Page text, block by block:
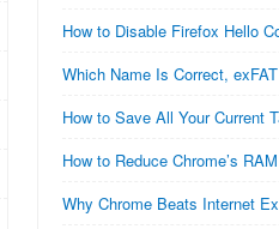
How to Disable Firefox Hello
Which Name Is Correct,
How to Save All Your Current
How to Reduce Chrome’s
Why Chrome Beats Internet